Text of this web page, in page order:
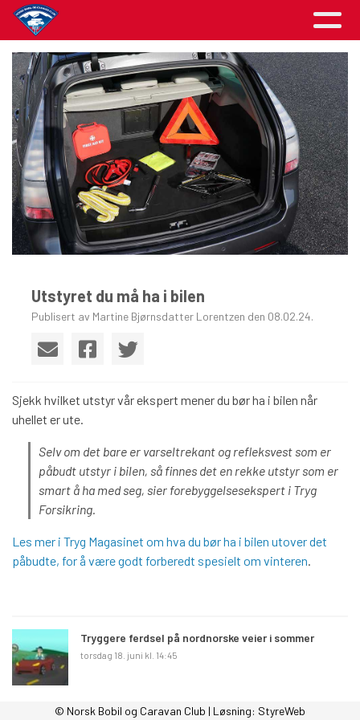
Utstyret du må ha i bilen
Publisert av Martine Bjørnsdatter Lorentzen den 08.02.24.
Sjekk hvilket utstyr vår ekspert mener du bør ha i bilen når
uhellet er ute.
Selv om det bare er varseltrekant og refleksvest som er
påbudt utstyr i bilen, så finnes det en rekke utstyr som er
smart å ha med seg, sier forebyggelsesekspert i Tryg
Forsikring.
Les mer i Tryg Magasinet om hva du bør ha i bilen utover det
påbudte, for å være godt forberedt spesielt om vinteren.
Tryggere ferdsel på nordnorske veier i sommer
torsdag 18. juni kl. 14:45
Sjekk frontruten på bobilen før du skal på ferie
© Norsk Bobil og Caravan Club | Løsning: StyreWeb